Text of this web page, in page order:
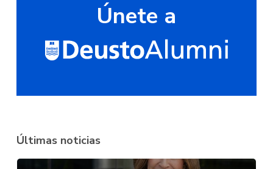
Únete a
Últimas noticias